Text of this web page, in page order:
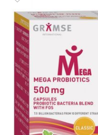
הוסף